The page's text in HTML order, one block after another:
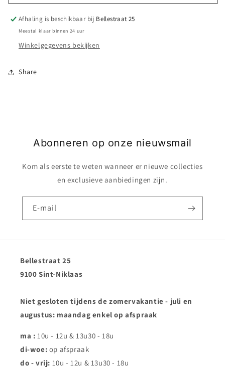
Afhaling is beschikbaar bij Bellestraat 25
Meestal klaar binnen 24 uur
Winkelgegevens bekijken
Share
Abonneren op onze nieuwsmail
Kom als eerste te weten wanneer er nieuwe collecties
en exclusieve aanbiedingen zijn.
E‑mail
Bellestraat 25
9100 Sint-Niklaas
Niet gesloten tijdens de zomervakantie - juli en
augustus: maandag enkel op afspraak
ma : 10u - 12u & 13u30 - 18u
di-woe: op afspraak
do - vrij: 10u - 12u & 13u30 - 18u